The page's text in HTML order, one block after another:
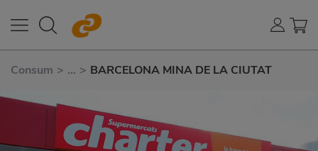
Consum > ... > BARCELONA MINA DE LA CIUTAT